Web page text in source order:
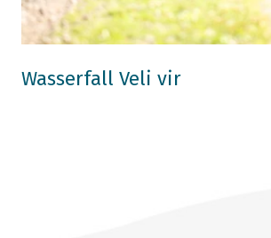
Wasserfall Veli vir